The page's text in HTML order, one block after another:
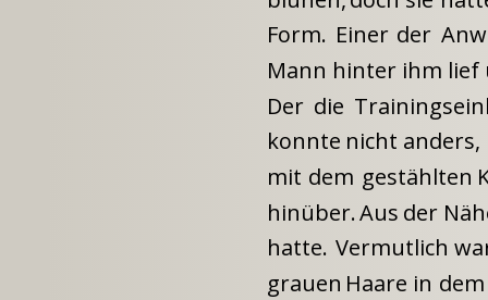
Form. Einer der
Mann hinter ihm lief
Der die
konnte nicht anders,
mit dem gestählten
hinüber.Aus der
hatte. Vermutlich
grauen Haare in dem